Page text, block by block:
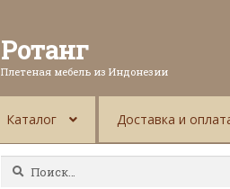
Ротанг
Плетеная мебель из Индонезии
Каталог Доставка и
Найти: